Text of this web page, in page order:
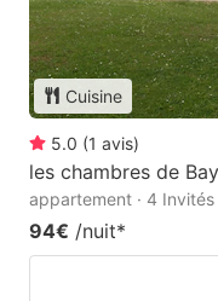
Cuisine
5.0 (1 avis)
les chambres de
appartement · 4 Invités
94€ /nuit*